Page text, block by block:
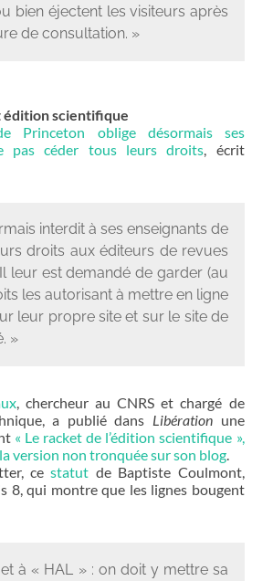
bien éjectent les visiteurs après
de consultation. »
édition scientifique
Princeton oblige désormais ses
pas céder tous leurs droits , écrit
interdit à ses enseignants de
droits aux éditeurs de revues
leur est demandé de garder (au
les autorisant à mettre en ligne
leur propre site et sur le site de
»
, chercheur au CNRS et chargé de
a publié dans Libération une
« Le racket de l’édition scientifique »,
version non tronquée sur son blog.
cestatut de Baptiste Coulmont,
8, qui montre que les lignes bougent
à « HAL » : on doit y mettre sa